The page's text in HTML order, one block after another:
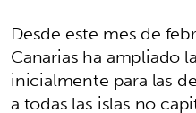
Desde este mes de
Canarias ha ampliado
inicialmente para las
a todas las islas no